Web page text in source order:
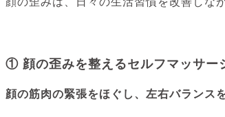
① 顔の歪みを整えるセルフマッサー
顔の筋肉の緊張をほぐし、左右バランス